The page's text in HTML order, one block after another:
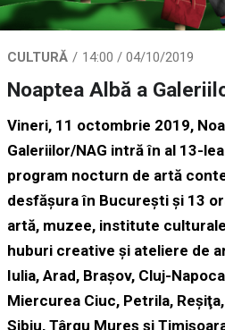
CULTURĂ 14:00 / 04/10/2019
Noaptea Albă a
Vineri, 11 octombrie 2019,
Galeriilor/NAG intră în al 13-
program nocturn de artă
desfășura în București și 13
artă, muzee, institute
huburi creative şi ateliere de
Iulia, Arad, Braşov, Cluj-
Miercurea Ciuc, Petrila,
Sibiu, Târgu Mureş și